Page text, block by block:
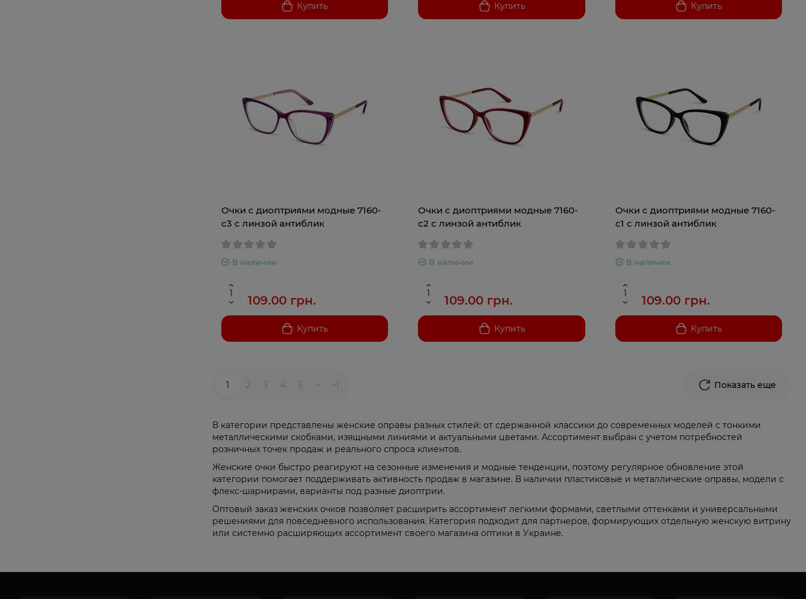
Купить Купить Купить
Очки с диоптриями модные 7160-
c3 с линзой антиблик
В наличии
109.00 грн.
Купить
Очки с диоптриями модные 7160-
c2 с линзой антиблик
В наличии
109.00 грн.
Купить
Очки с диоптриями модные 7160-
c1 с линзой антиблик
В наличии
109.00 грн.
Купить
Показать еще
1 2 3 4 5 > >|
В категории представлены женские оправы разных стилей: от сдержанной классики до современных моделей с тонкими
металлическими скобками, изящными линиями и актуальными цветами. Ассортимент выбран с учетом потребностей
розничных точек продаж и реального спроса клиентов.
Женские очки быстро реагируют на сезонные изменения и модные тенденции, поэтому регулярное обновление этой
категории помогает поддерживать активность продаж в магазине. В наличии пластиковые и металлические оправы, модели с
флекс-шарнирами, варианты под разные диоптрии.
Оптовый заказ женских очков позволяет расширить ассортимент легкими формами, светлыми оттенками и универсальными
решениями для повседневного использования. Категория подходит для партнеров, формирующих отдельную женскую витрину
или системно расширяющих ассортимент своего магазина оптики в Украине.